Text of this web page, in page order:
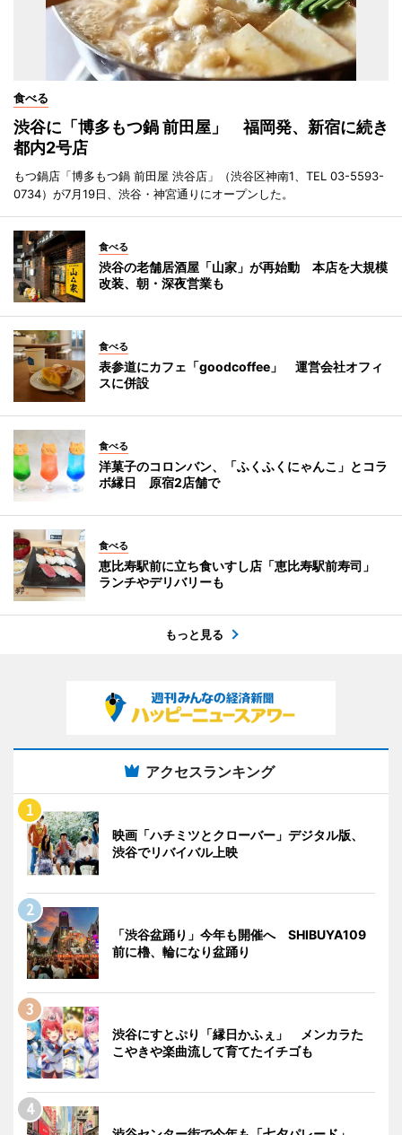
食べる
渋谷に「博多もつ鍋 前田屋」 福岡発、新宿に続き
都内2号店
もつ鍋店「博多もつ鍋 前田屋 渋谷店」（渋谷区神南1、TEL 03-5593-
0734）が7月19日、渋谷・神宮通りにオープンした。
食べる
渋谷の老舗居酒屋「山家」が再始動 本店を大規模
改装、朝・深夜営業も
食べる
表参道にカフェ「goodcoffee」 運営会社オフィ
スに併設
食べる
洋菓子のコロンバン、「ふくふくにゃんこ」とコラ
ボ縁日 原宿2店舗で
食べる
恵比寿駅前に立ち食いすし店「恵比寿駅前寿司」
ランチやデリバリーも
もっと見る
アクセスランキング
映画「ハチミツとクローバー」デジタル版、
渋谷でリバイバル上映
「渋谷盆踊り」今年も開催へ SHIBUYA109
前に櫓、輪になり盆踊り
渋谷にすとぷり「縁日かふぇ」 メンカラた
こやきや楽曲流して育てたイチゴも